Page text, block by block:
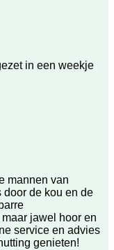
in een weekje
mannen van
door de kou en de
jawel hoor en
service en advies
genieten!